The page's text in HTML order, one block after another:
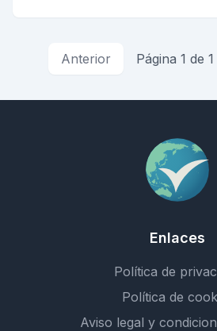
Anterior Página 1 de 1
Enlaces
Política de
Política de
Aviso legal y